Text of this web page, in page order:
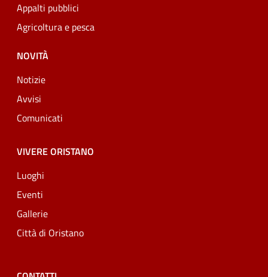
Appalti pubblici
Agricoltura e pesca
NOVITÀ
Notizie
Avvisi
Comunicati
VIVERE ORISTANO
Luoghi
Eventi
Gallerie
Città di Oristano